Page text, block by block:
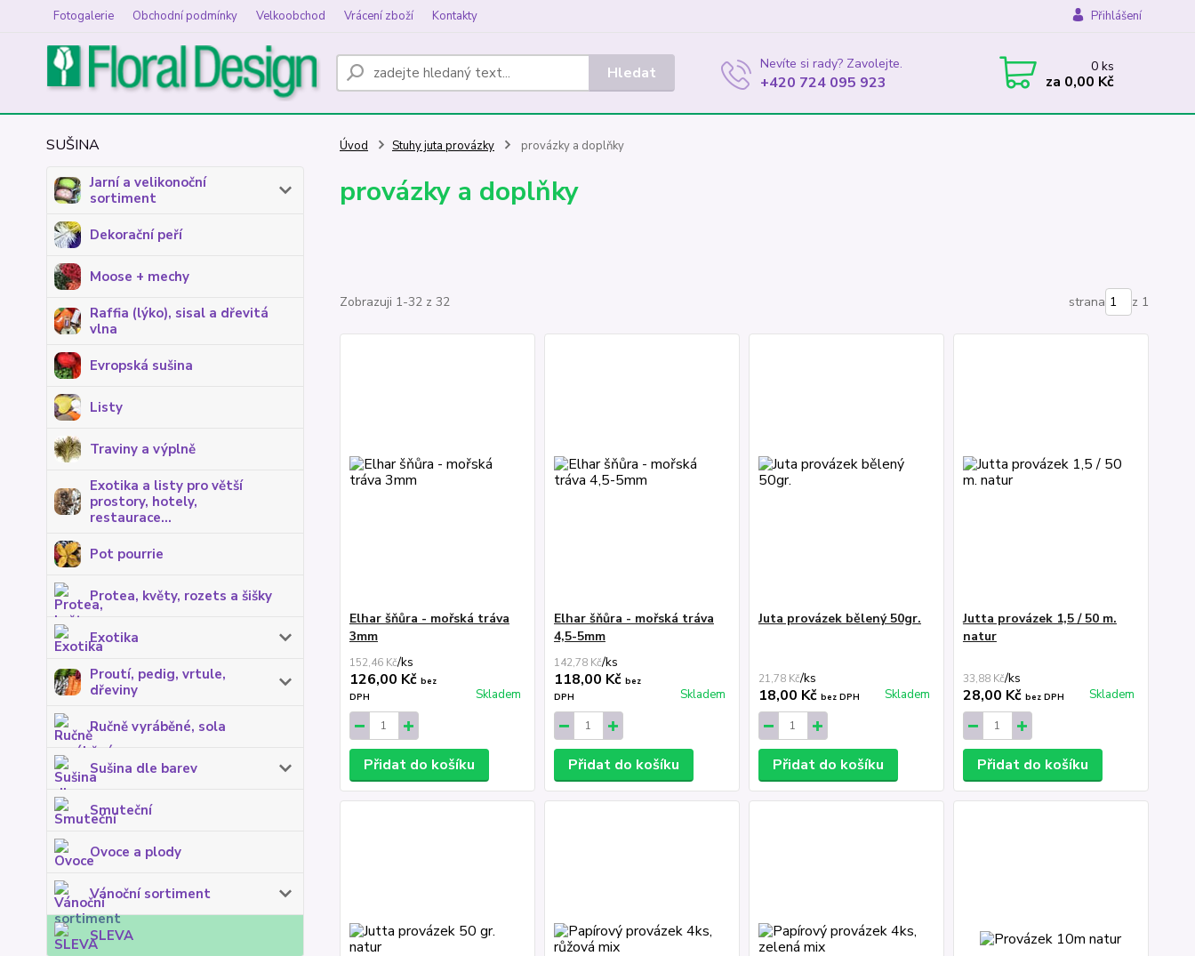
Fotogalerie Obchodní podmínky Velkoobchod Vrácení zboží Kontakty Přihlášení
Hledat Nevíte si rady? Zavolejte.
+420 724 095 923
0ks
za 0,00 Kč
SUŠINA
Jarní a velikonoční
sortiment
Dekorační peří
Moose + mechy
Raffia (lýko), sisal a dřevitá
vlna
Evropská sušina
Listy
Traviny a výplně
Exotika a listy pro větší
prostory, hotely,
restaurace...
Pot pourrie
Protea, květy, rozets a šišky
Exotika
Proutí, pedig, vrtule,
dřeviny
Ručně vyráběné, sola
Sušina dle barev
Smuteční
Ovoce a plody
Vánoční sortiment
SLEVA
Úvod Stuhy juta provázky provázky a doplňky
provázky a doplňky
Zobrazuji 1-32 z 32 strana z 1
Elhar šňůra - mořská tráva
3mm
152,46 Kč/ks
126,00 Kč bez
DPH
Skladem
Přidat do košíku
Elhar šňůra - mořská tráva
4,5-5mm
142,78 Kč/ks
118,00 Kč bez
DPH
Skladem
Přidat do košíku
Juta provázek bělený 50gr.
21,78 Kč/ks
18,00 Kč bez DPH Skladem
Přidat do košíku
Jutta provázek 1,5 / 50 m.
natur
33,88 Kč/ks
28,00 Kč bez DPH Skladem
Přidat do košíku